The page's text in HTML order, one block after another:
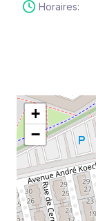
Horaires:
+
−